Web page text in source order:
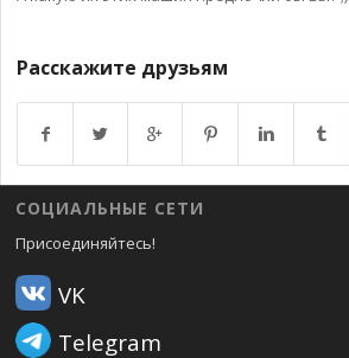
Расскажите друзьям
Возврат к списку
СОЦИАЛЬНЫЕ СЕТИ
Присоединяйтесь!
VK
Telegram